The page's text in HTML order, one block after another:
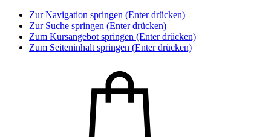
Zur Navigation springen (Enter drücken)
Zur Suche springen (Enter drücken)
Zum Kursangebot springen (Enter drücken)
Zum Seiteninhalt springen (Enter drücken)